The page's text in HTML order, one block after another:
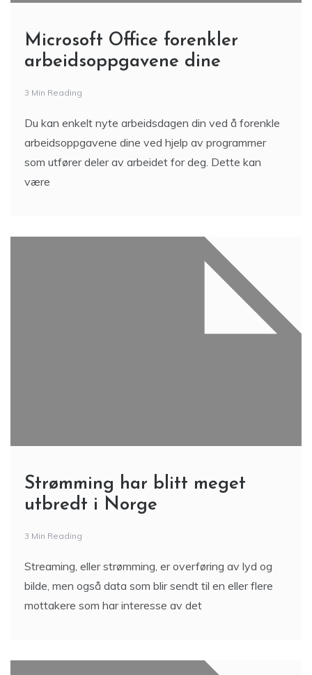
Microsoft Office forenkler
arbeidsoppgavene dine
3 Min Reading
Du kan enkelt nyte arbeidsdagen din ved å forenkle
arbeidsoppgavene dine ved hjelp av programmer
som utfører deler av arbeidet for deg. Dette kan
være
Strømming har blitt meget
utbredt i Norge
3 Min Reading
Streaming, eller strømming, er overføring av lyd og
bilde, men også data som blir sendt til en eller flere
mottakere som har interesse av det